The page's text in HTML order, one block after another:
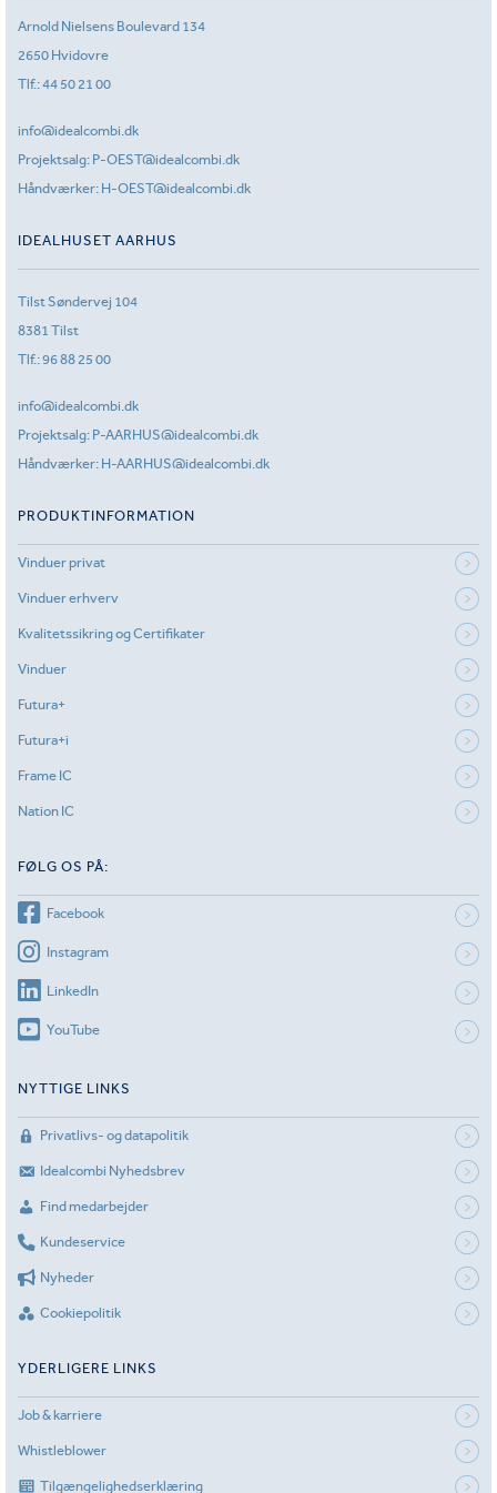
Arnold Nielsens Boulevard 134
2650 Hvidovre
Tlf.:44 50 21 00
info@idealcombi.dk
Projektsalg: P-OEST@idealcombi.dk
Håndværker: H-OEST@idealcombi.dk
IDEALHUSET AARHUS
Tilst Søndervej 104
8381 Tilst
Tlf.:96 88 25 00
info@idealcombi.dk
Projektsalg: P-AARHUS@idealcombi.dk
Håndværker: H-AARHUS@idealcombi.dk
PRODUKTINFORMATION
Vinduer privat
Vinduer erhverv
Kvalitetssikring og Certifikater
Vinduer
Futura+
Futura+i
Frame IC
Nation IC
FØLG OS PÅ:
Facebook
Instagram
LinkedIn
YouTube
NYTTIGE LINKS
Privatlivs- og datapolitik
Idealcombi Nyhedsbrev
Find medarbejder
Kundeservice
Nyheder
Cookiepolitik
YDERLIGERE LINKS
Job & karriere
Whistleblower
Tilgængelighedserklæring